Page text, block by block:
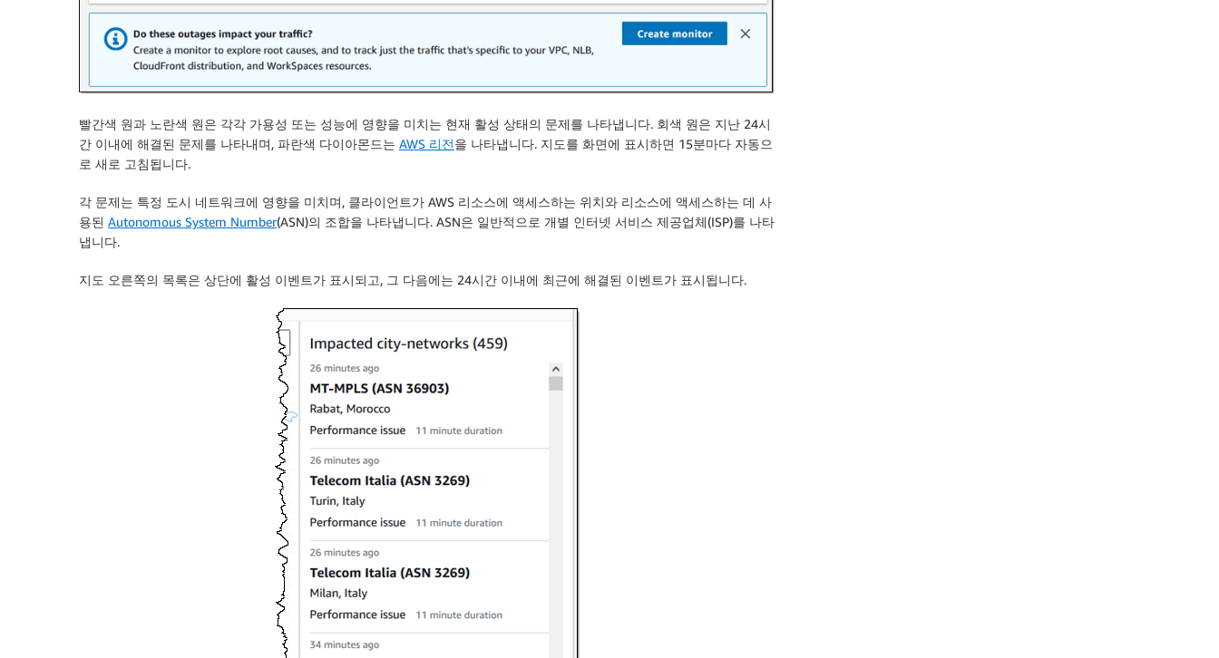
빨간색 원과 노란색 원은 각각 가용성 또는 성능에 영향을 미치는 현재 활성 상태의 문제를 나타냅니다. 회색 원은 지난 24시
간 이내에 해결된 문제를 나타내며, 파란색 다이아몬드는 AWS 리전을 나타냅니다. 지도를 화면에 표시하면 15분마다 자동으
로 새로 고침됩니다.
각 문제는 특정 도시 네트워크에 영향을 미치며, 클라이언트가 AWS 리소스에 액세스하는 위치와 리소스에 액세스하는 데 사
용된 Autonomous System Number(ASN)의 조합을 나타냅니다. ASN은 일반적으로 개별 인터넷 서비스 제공업체(ISP)를 나타
냅니다.
지도 오른쪽의 목록은 상단에 활성 이벤트가 표시되고, 그 다음에는 24시간 이내에 최근에 해결된 이벤트가 표시됩니다.